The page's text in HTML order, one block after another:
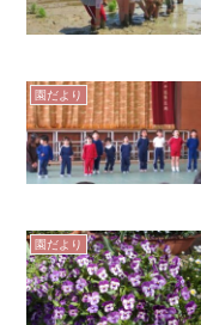
園だより
園だより